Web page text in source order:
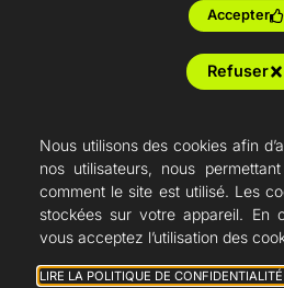
Sur-mesure
Production en ferme
Nous utilisons des cookies afin
nos utilisateurs, nous
comment le site est utilisé. Les
stockées sur votre appareil. En
vous acceptez l’utilisation des
LIRE LA POLITIQUE DE
Accepter
Refuser